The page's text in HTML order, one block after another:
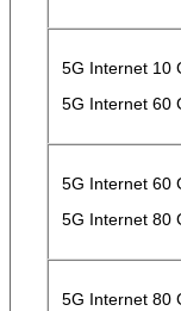
5G Internet 10
5G Internet 60
5G Internet 60
5G Internet 80
5G Internet 80